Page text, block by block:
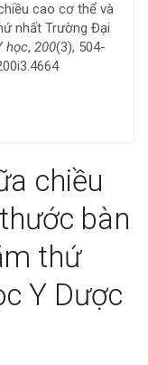
cao cơ thể và
nhất Trường Đại
học, 200(3), 504-
chiều
bàn
thứ
Y Dược